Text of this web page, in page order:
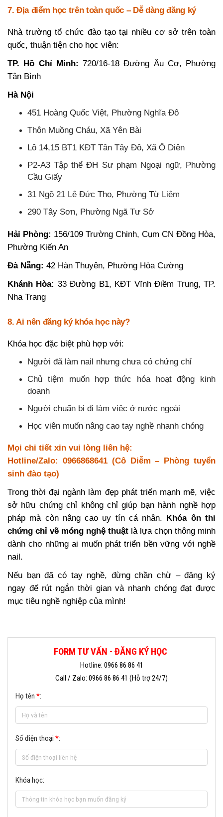
7. Địa điểm học trên toàn quốc – Dễ dàng đăng ký
Nhà trường tổ chức đào tạo tại nhiều cơ sở trên toàn
quốc, thuận tiện cho học viên:
TP. Hồ Chí Minh: 720/16-18 Đường Âu Cơ, Phường
Tân Bình
Hà Nội
451 Hoàng Quốc Việt, Phường Nghĩa Đô
Thôn Muồng Cháu, Xã Yên Bài
Lô 14,15 BT1 KĐT Tân Tây Đô, Xã Ô Diên
P2-A3 Tập thể ĐH Sư phạm Ngoại ngữ, Phường
Cầu Giấy
31 Ngõ 21 Lê Đức Thọ, Phường Từ Liêm
290 Tây Sơn, Phường Ngã Tư Sở
Hải Phòng: 156/109 Trường Chinh, Cụm CN Đồng Hòa,
Phường Kiến An
Đà Nẵng: 42 Hàn Thuyên, Phường Hòa Cường
Khánh Hòa: 33 Đường B1, KĐT Vĩnh Điềm Trung, TP.
Nha Trang
8. Ai nên đăng ký khóa học này?
Khóa học đặc biệt phù hợp với:
Người đã làm nail nhưng chưa có chứng chỉ
Chủ tiệm muốn hợp thức hóa hoạt động kinh
doanh
Người chuẩn bị đi làm việc ở nước ngoài
Học viên muốn nâng cao tay nghề nhanh chóng
Mọi chi tiết xin vui lòng liên hệ:
Hotline/Zalo: 0966868641 (Cô Diễm – Phòng tuyển
sinh đào tạo)
Trong thời đại ngành làm đẹp phát triển mạnh mẽ, việc
sở hữu chứng chỉ không chỉ giúp bạn hành nghề hợp
pháp mà còn nâng cao uy tín cá nhân. Khóa ôn thi
chứng chỉ vẽ móng nghệ thuật là lựa chọn thông minh
dành cho những ai muốn phát triển bền vững với nghề
nail.
Nếu bạn đã có tay nghề, đừng chần chừ – đăng ký
ngay để rút ngắn thời gian và nhanh chóng đạt được
mục tiêu nghề nghiệp của mình!
FORM TƯ VẤN - ĐĂNG KÝ HỌC
Hotline: 0966 86 86 41
Call / Zalo: 0966 86 86 41 (Hỗ trợ 24/7)
Họ tên *:
Số điện thoại *:
Khóa học: